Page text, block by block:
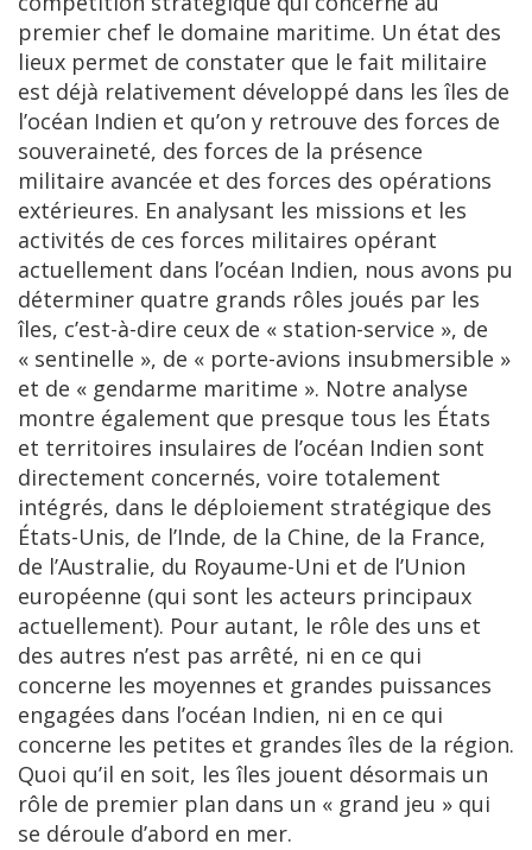
premier chef le domaine maritime. Un état des
lieux permet de constater que le fait militaire
est déjà relativement développé dans les îles de
l’océan Indien et qu’on y retrouve des forces de
souveraineté, des forces de la présence
militaire avancée et des forces des opérations
extérieures. En analysant les missions et les
activités de ces forces militaires opérant
actuellement dans l’océan Indien, nous avons pu
déterminer quatre grands rôles joués par les
îles, c’est-à-dire ceux de « station-service », de
« sentinelle », de « porte-avions insubmersible »
et de « gendarme maritime ». Notre analyse
montre également que presque tous les États
et territoires insulaires de l’océan Indien sont
directement concernés, voire totalement
intégrés, dans le déploiement stratégique des
États-Unis, de l’Inde, de la Chine, de la France,
de l’Australie, du Royaume-Uni et de l’Union
européenne (qui sont les acteurs principaux
actuellement). Pour autant, le rôle des uns et
des autres n’est pas arrêté, ni en ce qui
concerne les moyennes et grandes puissances
engagées dans l’océan Indien, ni en ce qui
concerne les petites et grandes îles de la région.
Quoi qu’il en soit, les îles jouent désormais un
rôle de premier plan dans un « grand jeu » qui
se déroule d’abord en mer.